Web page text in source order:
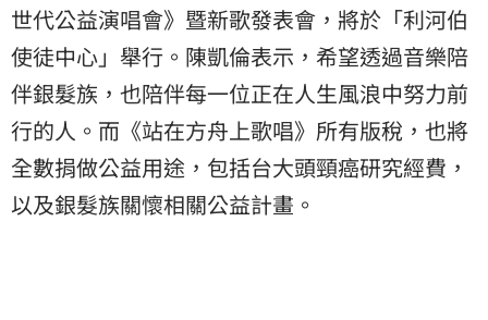
世代公益演唱會》暨新歌發表會，將於「利河伯
使徒中心」舉行。陳凱倫表示，希望透過音樂陪
伴銀髮族，也陪伴每一位正在人生風浪中努力前
行的人。而《站在方舟上歌唱》所有版稅，也將
全數捐做公益用途，包括台大頭頸癌研究經費，
以及銀髮族關懷相關公益計畫。